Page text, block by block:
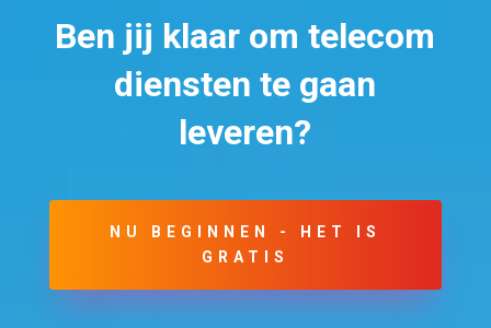
Ben jij klaar om telecom
diensten te gaan
leveren?
NU BEGINNEN - HET IS
GRATIS